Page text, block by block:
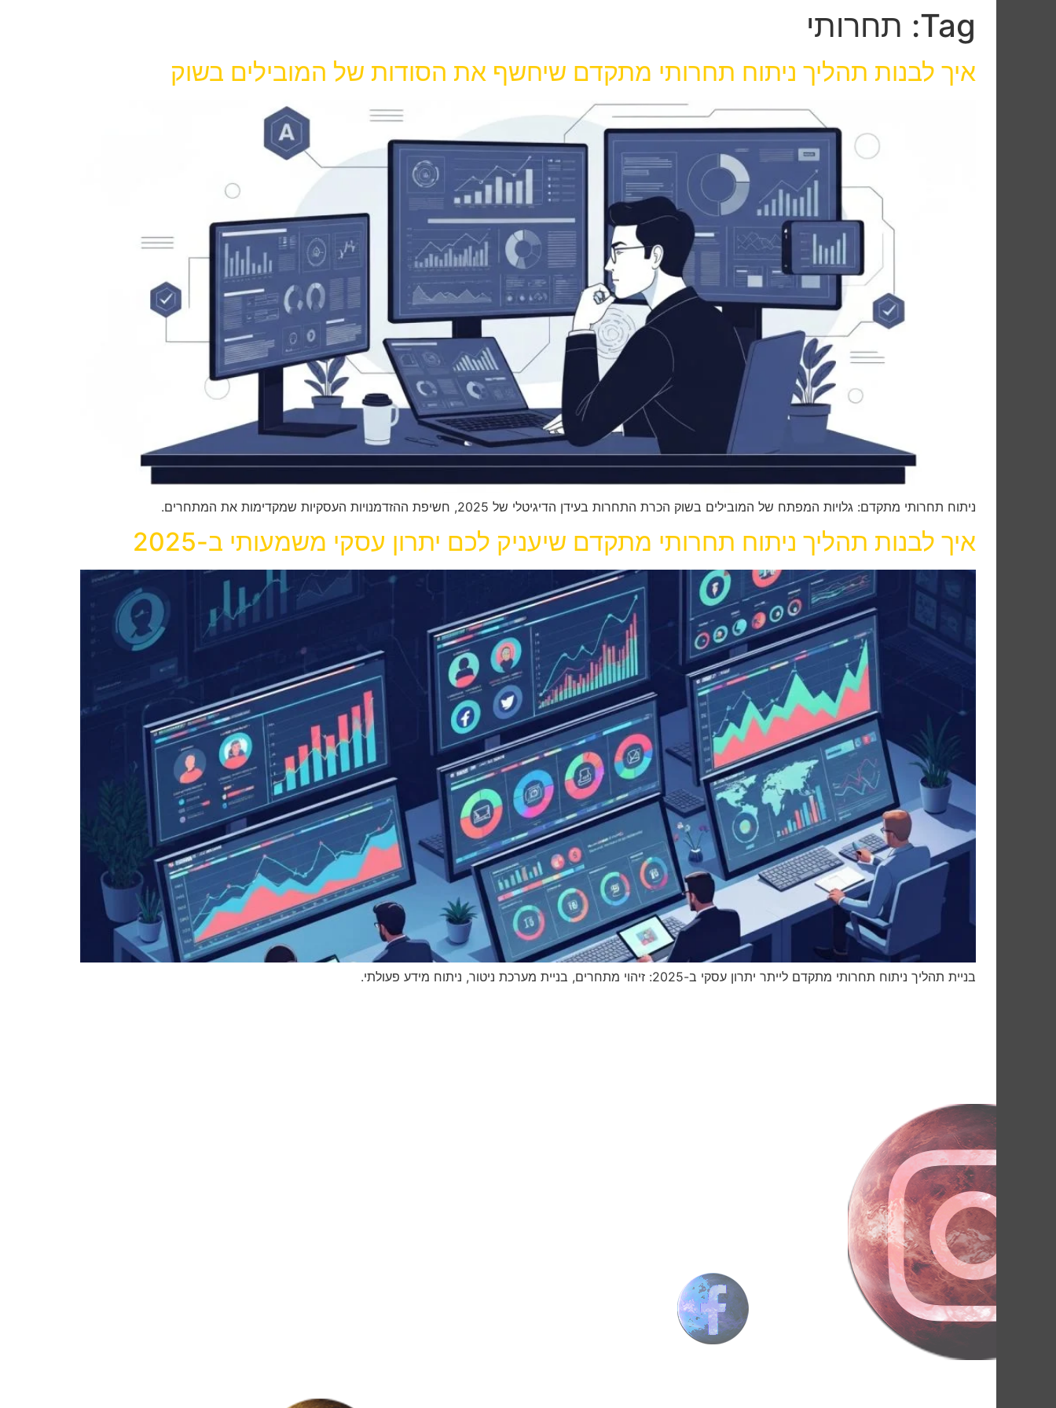
Tag: תחרותי
איך לבנות תהליך ניתוח תחרותי מתקדם שיחשף את הסודות של המובילים בשוק
ניתוח תחרותי מתקדם: גלויות המפתח של המובילים בשוק הכרת התחרות בעידן הדיגיטלי של 2025, חשיפת ההזדמנויות העסקיות שמקדימות את המתחרים.
איך לבנות תהליך ניתוח תחרותי מתקדם שיעניק לכם יתרון עסקי משמעותי ב-2025
בניית תהליך ניתוח תחרותי מתקדם לייתר יתרון עסקי ב-2025: זיהוי מתחרים, בניית מערכת ניטור, ניתוח מידע פעולתי.